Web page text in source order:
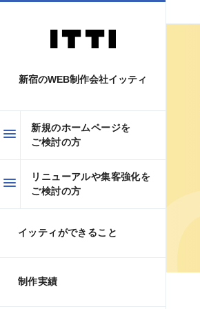
新宿のWEB制作会社イッティ
新規のホームページを
ご検討の方
リニューアルや集客強化を
ご検討の方
イッティができること
制作実績